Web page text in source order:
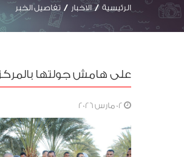
الرئيسية الاخبار تفاصيل الخبر
على هامش جولتها بالمركز